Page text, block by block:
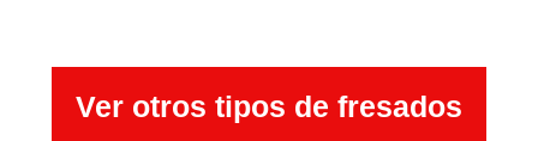
Ver otros tipos de fresados